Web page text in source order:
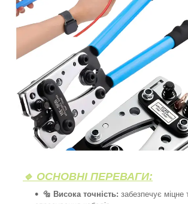
🔹 ОСНОВНІ ПЕРЕВАГИ:
🔩 Висока точність: забезпечує міцне